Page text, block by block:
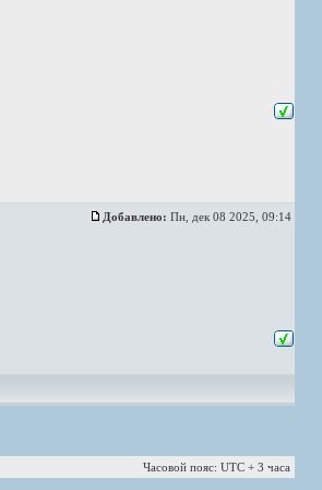
Добавлено: Пн, дек 08 2025, 09:14
Часовой пояс: UTC + 3 часа